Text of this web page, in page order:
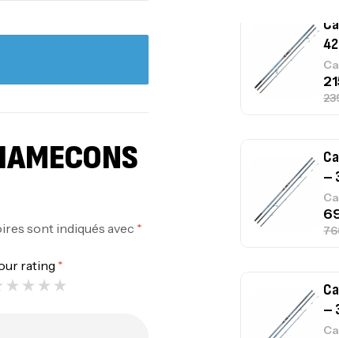
sont indiqués avec *
rating *
–
–